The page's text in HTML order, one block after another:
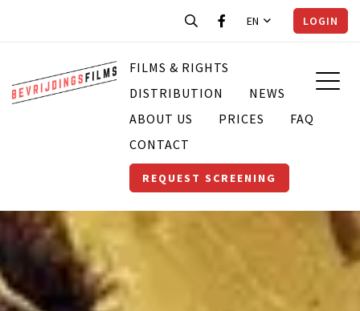
EN LOGIN
FILMS & RIGHTS
DISTRIBUTION
NEWS
ABOUT US
PRICES
FAQ
CONTACT
REQUEST SCREENING